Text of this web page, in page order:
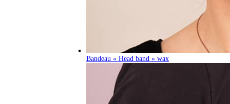
Bandeau « Head band » wax